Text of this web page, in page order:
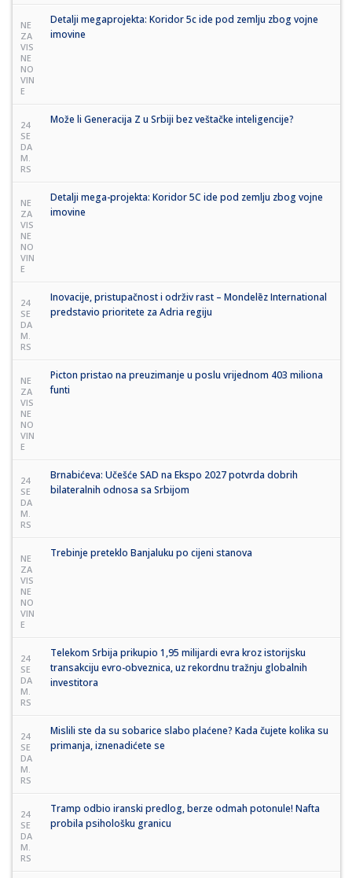
NE
ZA
VIS
NE
NO
VIN
E
Detalji megaprojekta: Koridor 5c ide pod zemlju zbog vojne
imovine
24
SE
DA
M.
RS
Može li Generacija Z u Srbiji bez veštačke inteligencije?
NE
ZA
VIS
NE
NO
VIN
E
Detalji mega-projekta: Koridor 5C ide pod zemlju zbog vojne
imovine
24
SE
DA
M.
RS
Inovacije, pristupačnost i održiv rast – Mondelēz International
predstavio prioritete za Adria regiju
NE
ZA
VIS
NE
NO
VIN
E
Picton pristao na preuzimanje u poslu vrijednom 403 miliona
funti
24
SE
DA
M.
RS
Brnabićeva: Učešće SAD na Ekspo 2027 potvrda dobrih
bilateralnih odnosa sa Srbijom
NE
ZA
VIS
NE
NO
VIN
E
Trebinje preteklo Banjaluku po cijeni stanova
24
SE
DA
M.
RS
Telekom Srbija prikupio 1,95 milijardi evra kroz istorijsku
transakciju evro-obveznica, uz rekordnu tražnju globalnih
investitora
24
SE
DA
M.
RS
Mislili ste da su sobarice slabo plaćene? Kada čujete kolika su
primanja, iznenadićete se
24
SE
DA
M.
RS
Tramp odbio iranski predlog, berze odmah potonule! Nafta
probila psihološku granicu